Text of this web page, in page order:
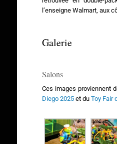
l’enseigne Walmart, aux
Galerie
Salons
Ces images proviennent
Diego 2025et du Toy Fair